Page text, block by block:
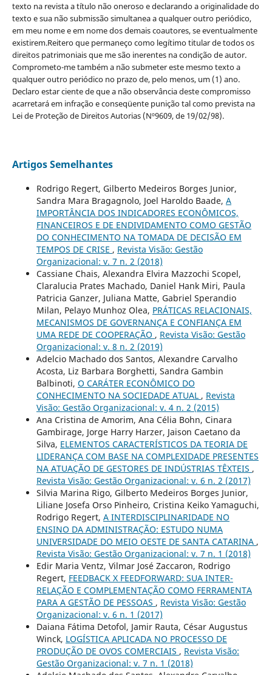
texto na revista a título não oneroso e declarando a originalidade do
texto e sua não submissão simultanea a qualquer outro periódico,
em meu nome e em nome dos demais coautores, se eventualmente
existirem.Reitero que permaneço como legítimo titular de todos os
direitos patrimoniais que me são inerentes na condição de autor.
Comprometo-me também a não submeter este mesmo texto a
qualquer outro periódico no prazo de, pelo menos, um (1) ano.
Declaro estar ciente de que a não observância deste compromisso
acarretará em infração e conseqüente punição tal como prevista na
Lei de Proteção de Direitos Autorias (Nº9609, de 19/02/98).
Artigos Semelhantes
Rodrigo Regert, Gilberto Medeiros Borges Junior,
Sandra Mara Bragagnolo, Joel Haroldo Baade, A
IMPORTÂNCIA DOS INDICADORES ECONÔMICOS,
FINANCEIROS E DE ENDIVIDAMENTO COMO GESTÃO
DO CONHECIMENTO NA TOMADA DE DECISÃO EM
TEMPOS DE CRISE , Revista Visão: Gestão
Organizacional: v. 7 n. 2 (2018)
Cassiane Chais, Alexandra Elvira Mazzochi Scopel,
Claralucia Prates Machado, Daniel Hank Miri, Paula
Patricia Ganzer, Juliana Matte, Gabriel Sperandio
Milan, Pelayo Munhoz Olea, PRÁTICAS RELACIONAIS,
MECANISMOS DE GOVERNANÇA E CONFIANÇA EM
UMA REDE DE COOPERAÇÃO , Revista Visão: Gestão
Organizacional: v. 8 n. 2 (2019)
Adelcio Machado dos Santos, Alexandre Carvalho
Acosta, Liz Barbara Borghetti, Sandra Gambin
Balbinoti, O CARÁTER ECONÔMICO DO
CONHECIMENTO NA SOCIEDADE ATUAL , Revista
Visão: Gestão Organizacional: v. 4 n. 2 (2015)
Ana Cristina de Amorim, Ana Célia Bohn, Cinara
Gambirage, Jorge Harry Harzer, Jaison Caetano da
Silva, ELEMENTOS CARACTERÍSTICOS DA TEORIA DE
LIDERANÇA COM BASE NA COMPLEXIDADE PRESENTES
NA ATUAÇÃO DE GESTORES DE INDÚSTRIAS TÊXTEIS ,
Revista Visão: Gestão Organizacional: v. 6 n. 2 (2017)
Silvia Marina Rigo, Gilberto Medeiros Borges Junior,
Liliane Josefa Orso Pinheiro, Cristina Keiko Yamaguchi,
Rodrigo Regert, A INTERDISCIPLINARIDADE NO
ENSINO DA ADMINISTRAÇÃO: ESTUDO NUMA
UNIVERSIDADE DO MEIO OESTE DE SANTA CATARINA ,
Revista Visão: Gestão Organizacional: v. 7 n. 1 (2018)
Edir Maria Ventz, Vilmar José Zaccaron, Rodrigo
Regert, FEEDBACK X FEEDFORWARD: SUA INTER-
RELAÇÃO E COMPLEMENTAÇÃO COMO FERRAMENTA
PARA A GESTÃO DE PESSOAS , Revista Visão: Gestão
Organizacional: v. 6 n. 1 (2017)
Daiana Fátima Detofol, Jamir Rauta, César Augustus
Winck, LOGÍSTICA APLICADA NO PROCESSO DE
PRODUÇÃO DE OVOS COMERCIAIS , Revista Visão:
Gestão Organizacional: v. 7 n. 1 (2018)